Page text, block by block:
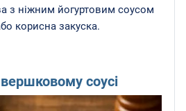
з ніжним йогуртовим соусом
корисна закуска.
соусі